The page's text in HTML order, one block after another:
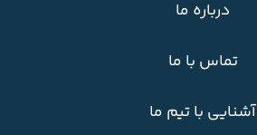
درباره ما
تماس با ما
آشنایی با تیم ما